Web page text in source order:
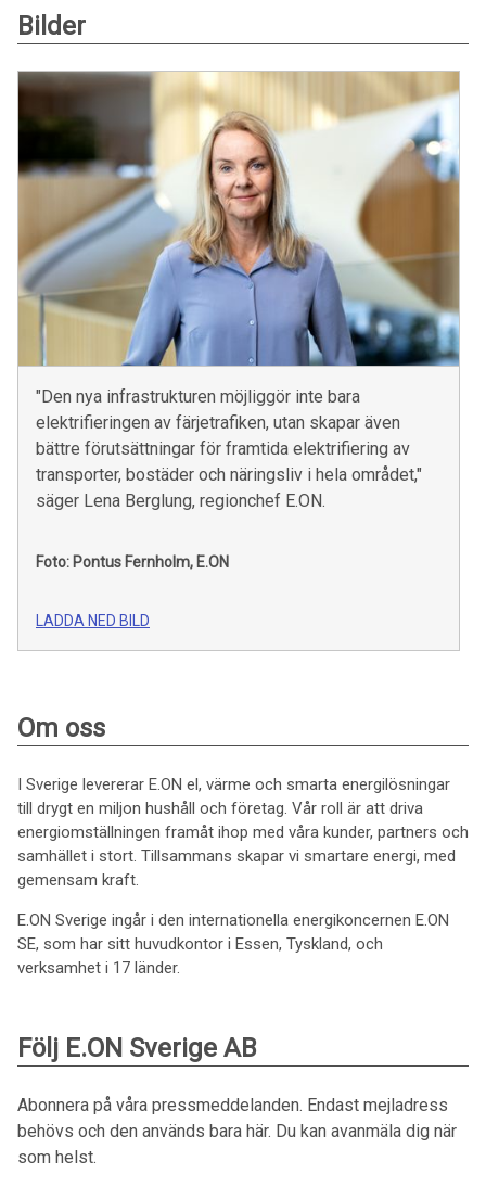
Bilder
"Den nya infrastrukturen möjliggör inte bara
elektrifieringen av färjetrafiken, utan skapar även
bättre förutsättningar för framtida elektrifiering av
transporter, bostäder och näringsliv i hela området,"
säger Lena Berglung, regionchef E.ON.
Foto: Pontus Fernholm, E.ON
LADDA NED BILD
Om oss
I Sverige levererar E.ON el, värme och smarta energilösningar
till drygt en miljon hushåll och företag. Vår roll är att driva
energiomställningen framåt ihop med våra kunder, partners och
samhället i stort. Tillsammans skapar vi smartare energi, med
gemensam kraft.
E.ON Sverige ingår i den internationella energikoncernen E.ON
SE, som har sitt huvudkontor i Essen, Tyskland, och
verksamhet i 17 länder.
Följ E.ON Sverige AB
Abonnera på våra pressmeddelanden. Endast mejladress
behövs och den används bara här. Du kan avanmäla dig när
som helst.